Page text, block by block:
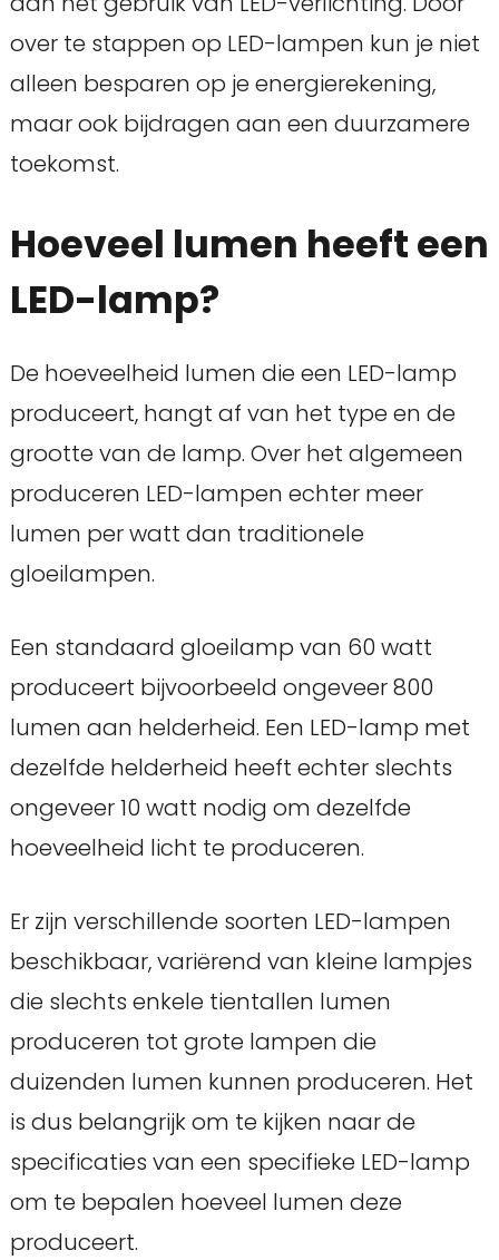
over te stappen op LED-lampen kun je niet
alleen besparen op je energierekening,
maar ook bijdragen aan een duurzamere
toekomst.
Hoeveel lumen heeft een
LED-lamp?
De hoeveelheid lumen die een LED-lamp
produceert, hangt af van het type en de
grootte van de lamp. Over het algemeen
produceren LED-lampen echter meer
lumen per watt dan traditionele
gloeilampen.
Een standaard gloeilamp van 60 watt
produceert bijvoorbeeld ongeveer 800
lumen aan helderheid. Een LED-lamp met
dezelfde helderheid heeft echter slechts
ongeveer 10 watt nodig om dezelfde
hoeveelheid licht te produceren.
Er zijn verschillende soorten LED-lampen
beschikbaar, variërend van kleine lampjes
die slechts enkele tientallen lumen
produceren tot grote lampen die
duizenden lumen kunnen produceren. Het
is dus belangrijk om te kijken naar de
specificaties van een specifieke LED-lamp
om te bepalen hoeveel lumen deze
produceert.